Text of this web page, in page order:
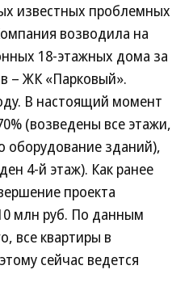
известных проблемных
возводила на
18-этажных дома за
– ЖК «Парковый».
В настоящий момент
(возведены все этажи,
оборудование зданий),
4-й этаж). Как ранее
проекта
млн руб. По данным
все квартиры в
сейчас ведется